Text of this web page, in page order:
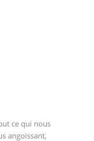
ce qui nous
angoissant,